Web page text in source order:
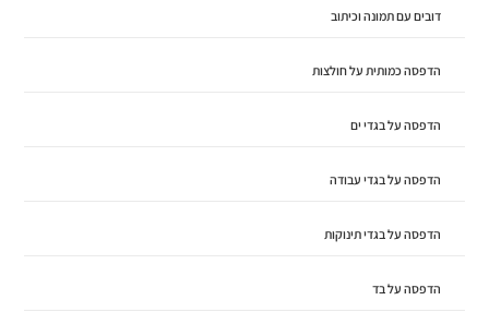
דובים עם תמונה וכיתוב
הדפסה כמותית על חולצות
הדפסה על בגדי ים
הדפסה על בגדי עבודה
הדפסה על בגדי תינוקות
הדפסה על בד